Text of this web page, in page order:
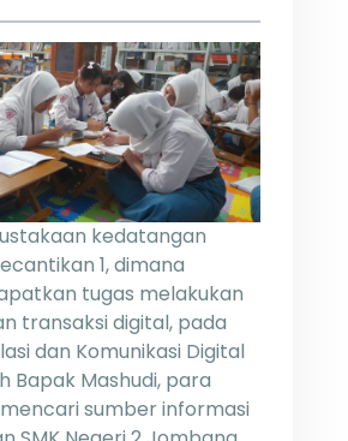
kedatangan
1, dimana
tugas melakukan
transaksi digital, pada
dan Komunikasi Digital
Bapak Mashudi, para
sumber informasi